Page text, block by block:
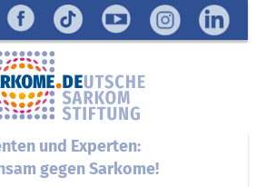
und Experten:
gegen Sarkome!